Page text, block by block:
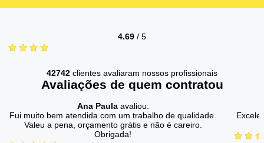
4.69 / 5
42742 clientes avaliaram nossos profissionais
Avaliações de quem contratou
Ana Paulaavaliou:
Fui muito bem atendida com um trabalho de qualidade.
Valeu a pena, orçamento grátis e não é careiro.
Obrigada!